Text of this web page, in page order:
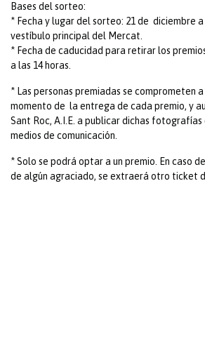
Bases del sorteo:
* Fecha y lugar del sorteo: 21 de diciembre a
vestíbulo principal del Mercat.
* Fecha de caducidad para retirar los
a las 14 horas.
* Las personas premiadas se comprometen
momento de la entrega de cada premio, y
Sant Roc, A.I.E. a publicar dichas fotografías
medios de comunicación.
* Solo se podrá optar a un premio. En caso
de algún agraciado, se extraerá otro ticket